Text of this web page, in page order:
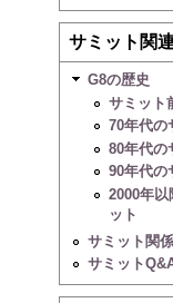
サミット関
G8の歴史
サミット
70年代の
80年代の
90年代の
2000年以
ット
サミット関
サミット